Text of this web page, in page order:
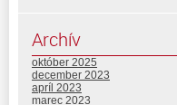
Archív
október 2025
december 2023
apríl 2023
marec 2023